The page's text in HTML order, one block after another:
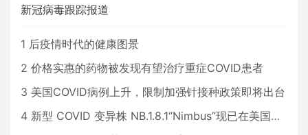
新冠病毒跟踪报道
1 后疫情时代的健康图景
2 价格实惠的药物被发现有望治疗重症COVID患者
3 美国COVID病例上升，限制加强针接种政策即将出台
4 新型 COVID 变异株 NB.1.8.1“Nimbus”现已在美国占据主导地位